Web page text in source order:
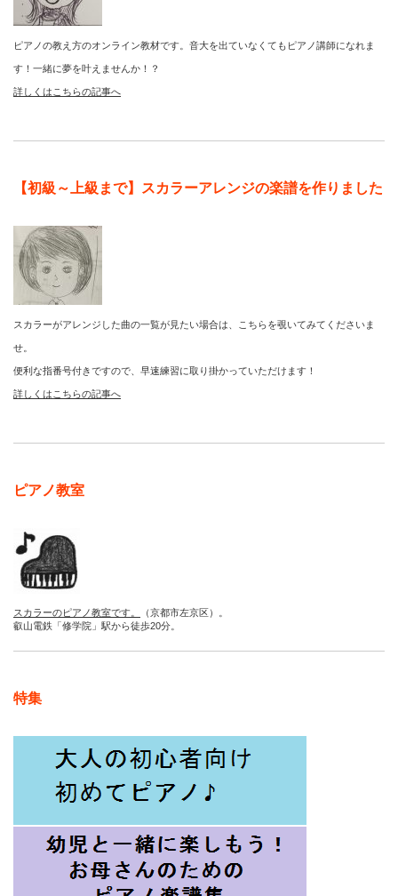
ピアノの教え方のオンライン教材です。音大を出ていなくてもピアノ講師になれま
す！一緒に夢を叶えませんか！？
詳しくはこちらの記事へ
【初級～上級まで】スカラーアレンジの楽譜を作りました
スカラーがアレンジした曲の一覧が見たい場合は、こちらを覗いてみてくださいま
せ。
便利な指番号付きですので、早速練習に取り掛かっていただけます！
詳しくはこちらの記事へ
ピアノ教室
スカラーのピアノ教室です。
（京都市左京区）。
叡山電鉄「修学院」駅から徒歩20分。
特集